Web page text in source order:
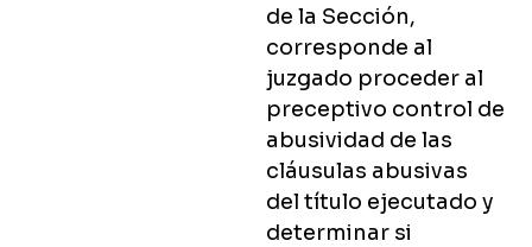
de la Sección,
corresponde al
juzgado proceder al
preceptivo control de
abusividad de las
cláusulas abusivas
del título ejecutado y
determinar si